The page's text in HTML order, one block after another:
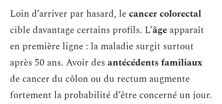
Loin d’arriver par hasard, lecancer colorectal
cible davantage certains profils. L’âge apparaît
en première ligne : la maladie surgit surtout
après 50 ans. Avoir des antécédents familiaux
de cancer du côlon ou du rectum augmente
fortement la probabilité d’être concerné un jour.